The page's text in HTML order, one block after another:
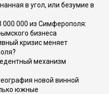
в угол, или безумие в
000 000 из Симферополя:
бизнеса
кризис меняет
механизм
новой винной
южные